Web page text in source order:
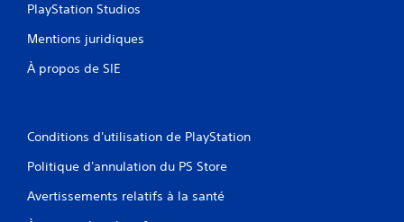
s
V
u
u
e
j
PlayStation Studios
Mentions juridiques
À propos de SIE
Conditions d'utilisation de PlayStation
Politique d'annulation du PS Store
Avertissements relatifs à la santé